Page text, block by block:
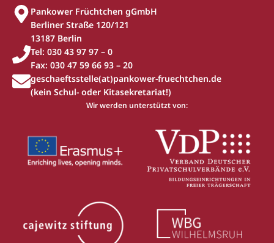
Pankower Früchtchen gGmbH
Berliner Straße 120/121
13187 Berlin
Tel: 030 43 97 97 – 0
Fax: 030 47 59 66 93 – 20
geschaeftsstelle(at)pankower-fruechtchen.de
(kein Schul- oder Kitasekretariat!)
Wir werden unterstützt von: